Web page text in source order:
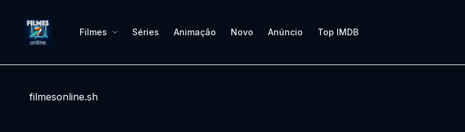
Filmes Séries Animação Novo Anúncio Top IMDB
filmesonline.sh